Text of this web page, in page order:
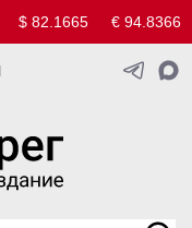
$ 82.1665 € 94.8366